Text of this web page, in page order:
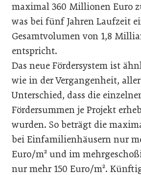
maximal 360 Millionen Euro
was bei fünf Jahren Laufzeit
Gesamtvolumen von 1,8
entspricht.
Das neue Fördersystem ist
wie in der Vergangenheit,
Unterschied, dass die
Fördersummen je Projekt
wurden. So beträgt die
bei Einfamilienhäusern nur
Euro/m² und im
nur mehr 150 Euro/m².